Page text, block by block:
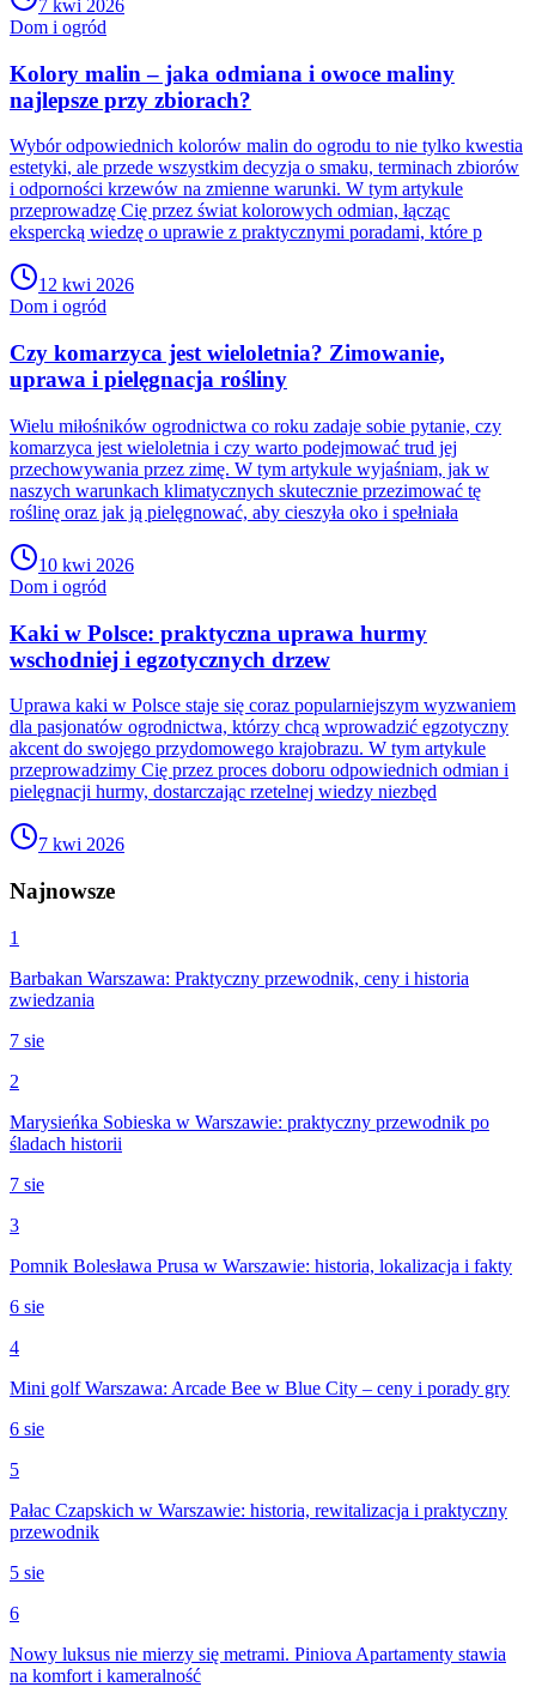
7 kwi 2026
Dom i ogród
Kolory malin – jaka odmiana i owoce maliny
najlepsze przy zbiorach?
Wybór odpowiednich kolorów malin do ogrodu to nie tylko kwestia
estetyki, ale przede wszystkim decyzja o smaku, terminach zbiorów
i odporności krzewów na zmienne warunki. W tym artykule
przeprowadzę Cię przez świat kolorowych odmian, łącząc
ekspercką wiedzę o uprawie z praktycznymi poradami, które p
12 kwi 2026
Dom i ogród
Czy komarzyca jest wieloletnia? Zimowanie,
uprawa i pielęgnacja rośliny
Wielu miłośników ogrodnictwa co roku zadaje sobie pytanie, czy
komarzyca jest wieloletnia i czy warto podejmować trud jej
przechowywania przez zimę. W tym artykule wyjaśniam, jak w
naszych warunkach klimatycznych skutecznie przezimować tę
roślinę oraz jak ją pielęgnować, aby cieszyła oko i spełniała
10 kwi 2026
Dom i ogród
Kaki w Polsce: praktyczna uprawa hurmy
wschodniej i egzotycznych drzew
Uprawa kaki w Polsce staje się coraz popularniejszym wyzwaniem
dla pasjonatów ogrodnictwa, którzy chcą wprowadzić egzotyczny
akcent do swojego przydomowego krajobrazu. W tym artykule
przeprowadzimy Cię przez proces doboru odpowiednich odmian i
pielęgnacji hurmy, dostarczając rzetelnej wiedzy niezbęd
7 kwi 2026
Najnowsze
1
Barbakan Warszawa: Praktyczny przewodnik, ceny i historia
zwiedzania
7 sie
2
Marysieńka Sobieska w Warszawie: praktyczny przewodnik po
śladach historii
7 sie
3
Pomnik Bolesława Prusa w Warszawie: historia, lokalizacja i fakty
6 sie
4
Mini golf Warszawa: Arcade Bee w Blue City – ceny i porady gry
6 sie
5
Pałac Czapskich w Warszawie: historia, rewitalizacja i praktyczny
przewodnik
5 sie
6
Nowy luksus nie mierzy się metrami. Piniova Apartamenty stawia
na komfort i kameralność